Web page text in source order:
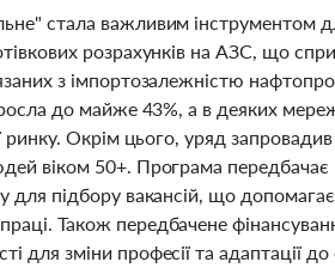
стала важливим інструментом
розрахунків на АЗС, що
з імпортозалежністю
до майже 43%, а в деяких
ринку. Окрім цього, уряд
віком 50+. Програма
для підбору вакансій, що
Також передбачене
для зміни професії та адаптації